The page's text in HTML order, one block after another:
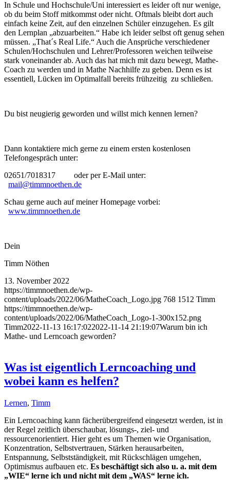
In Schule und Hochschule/Uni interessiert es leider oft nur wenige,
ob du beim Stoff mitkommst oder nicht. Oftmals bleibt dort auch
einfach keine Zeit, auf den einzelnen Schüler einzugehen. Es gilt
den Lernplan „abzuarbeiten.“ Habe ich leider selbst oft genug sehen
müssen. „That´s Real Life.“ Auch die Ansprüche verschiedener
Schulen/Hochschulen und Lehrer/Professoren weichen teilweise
stark voneinander ab. Auch das hat mich mit dazu bewegt, Mathe-
Coach zu werden und in Mathe Nachhilfe zu geben. Denn es ist
essentiell, Lücken im Optimalfall bereits frühzeitig zu schließen.
Du bist neugierig geworden und willst mich kennen lernen?
Dann kontaktiere mich gerne zu einem ersten kostenlosen
Telefongespräch unter:
02651/7018317 oder per E-Mail unter:
mail@timmnoethen.de
Schau gerne auch auf meiner Homepage vorbei:
www.timmnoethen.de
Dein
Timm Nöthen
13. November 2022
https://timmnoethen.de/wp-
content/uploads/2022/06/MatheCoach_Logo.jpg 768 1512 Timm
https://timmnoethen.de/wp-
content/uploads/2022/06/MatheCoach_Logo-1-300x152.png
Timm2022-11-13 16:17:022022-11-14 21:19:07Warum bin ich
Mathe- und Lerncoach geworden?
Was ist eigentlich Lerncoaching und
wobei kann es helfen?
Lernen, Timm
Ein Lerncoaching kann fächerübergreifend eingesetzt werden, ist in
der Regel zeitlich überschaubar, lösungs-, ziel- und
ressourcenorientiert. Hier geht es um Themen wie Organisation,
Konzentration, Selbstvertrauen, Stärken herausarbeiten,
Entspannung, Selbstständigkeit, mit Rückschlägen umgehen,
Optimismus aufbauen etc. Es beschäftigt sich also u. a. mit dem
„WIE“ lerne ich und nicht mit dem „WAS“ lerne ich.